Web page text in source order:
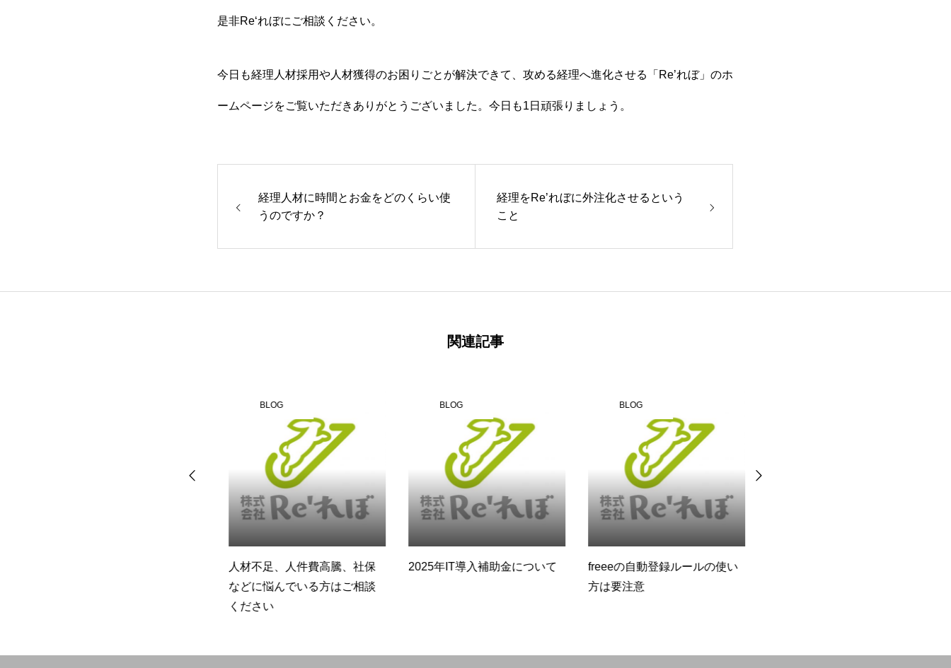
是非Re‘れぼにご相談ください。
今日も経理人材採用や人材獲得のお困りごとが解決できて、攻める経理へ進化させる「Re’れぼ」のホ
ームページをご覧いただきありがとうございました。今日も1日頑張りましょう。
経理人材に時間とお金をどのくらい使
うのですか？
経理をRe’れぼに外注化させるという
こと
関連記事
BLOG
人材不足、人件費高騰、社保
などに悩んでいる方はご相談
ください
BLOG
2025年IT導入補助金について
BLOG
freeeの自動登録ルールの使い
方は要注意